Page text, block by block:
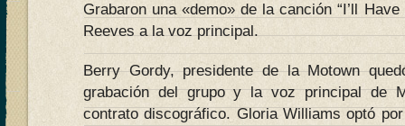
Grabaron una «demo» de la canción “I’ll
Reeves a la voz principal.
Berry Gordy, presidente de la Motown
grabación del grupo y la voz principal de
contrato discográfico. Gloria Williams optó